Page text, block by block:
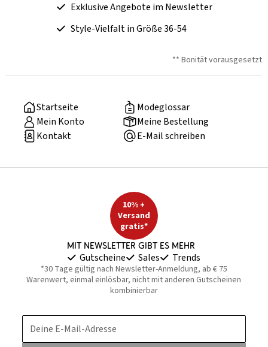
Exklusive Angebote im Newsletter
Style-Vielfalt in Größe 36-54
** Bonität vorausgesetzt
Startseite
Modeglossar
Mein Konto
Meine Bestellung
Kontakt
E-Mail schreiben
10% +
Versand
gratis*
Mit Newsletter gibt es mehr
Gutscheine Sales Trends
*30 Tage gültig nach Newsletter-Anmeldung, ab € 75
Warenwert, einmal einlösbar, nicht mit anderen Gutscheinen
kombinierbar
Deine E-Mail-Adresse